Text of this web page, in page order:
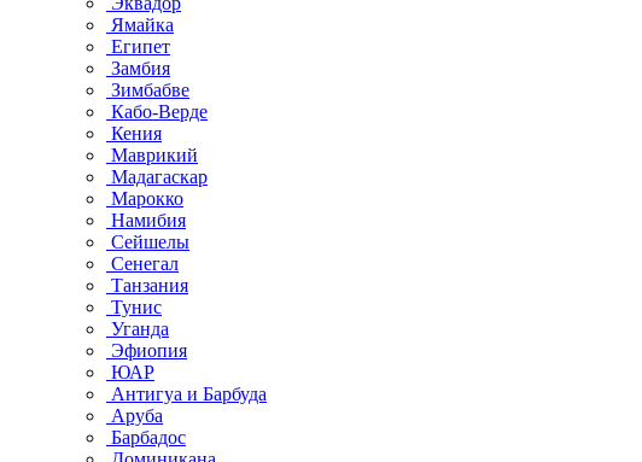
Ямайка
Египет
Замбия
Зимбабве
Кабо-Верде
Кения
Маврикий
Мадагаскар
Марокко
Намибия
Сейшелы
Сенегал
Танзания
Тунис
Уганда
Эфиопия
ЮАР
Антигуа и Барбуда
Аруба
Барбадос